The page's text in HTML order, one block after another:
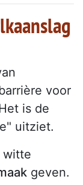
voor
is de
uitziet.
witte
geven.